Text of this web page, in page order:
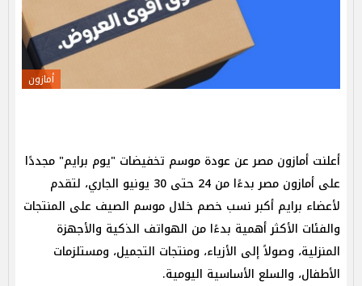
أمازون
أعلنت أمازون مصر عن عودة موسم تخفيضات "يوم برايم" مجددًا
على أمازون مصر بدءًا من 24 حتى 30 يونيو الجاري، لتقدم
لأعضاء برايم أكبر نسب خصم خلال موسم الصيف على المنتجات
والفئات الأكثر أهمية بدءًا من الهواتف الذكية والأجهزة
المنزلية، وصولاً إلى الأزياء، ومنتجات التجميل، ومستلزمات
الأطفال، والسلع الأساسية اليومية.